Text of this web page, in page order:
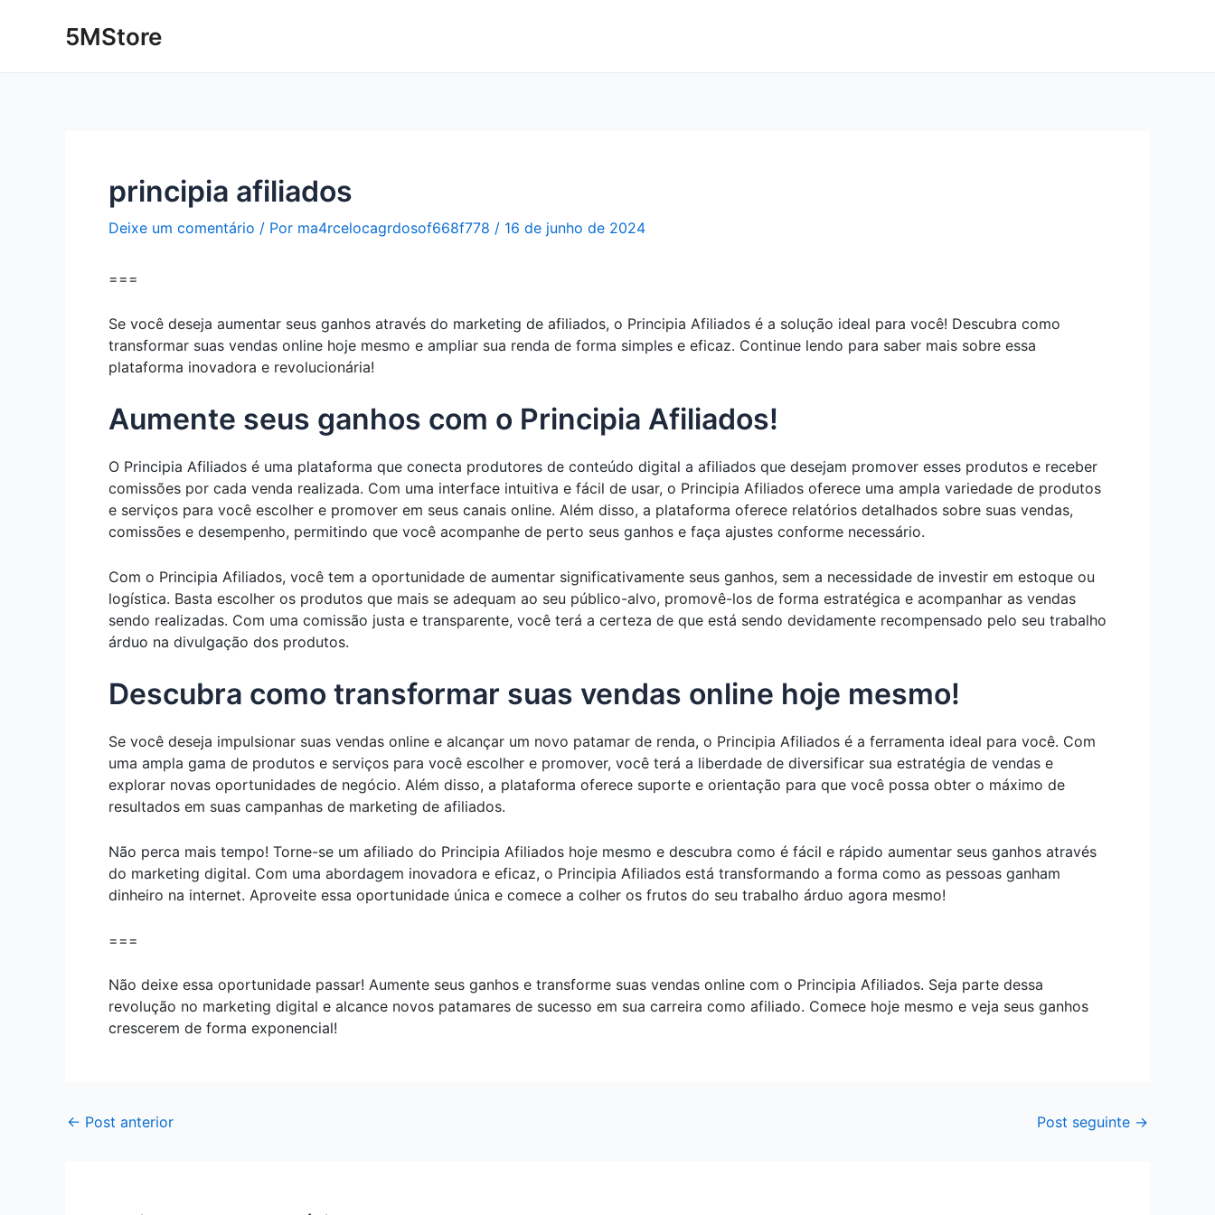
5MStore
principia afiliados
Deixe um comentário / Por ma4rcelocagrdosof668f778 / 16 de junho de 2024
===
Se você deseja aumentar seus ganhos através do marketing de afiliados, o Principia Afiliados é a solução ideal para você! Descubra como
transformar suas vendas online hoje mesmo e ampliar sua renda de forma simples e eficaz. Continue lendo para saber mais sobre essa
plataforma inovadora e revolucionária!
Aumente seus ganhos com o Principia Afiliados!
O Principia Afiliados é uma plataforma que conecta produtores de conteúdo digital a afiliados que desejam promover esses produtos e receber
comissões por cada venda realizada. Com uma interface intuitiva e fácil de usar, o Principia Afiliados oferece uma ampla variedade de produtos
e serviços para você escolher e promover em seus canais online. Além disso, a plataforma oferece relatórios detalhados sobre suas vendas,
comissões e desempenho, permitindo que você acompanhe de perto seus ganhos e faça ajustes conforme necessário.
Com o Principia Afiliados, você tem a oportunidade de aumentar significativamente seus ganhos, sem a necessidade de investir em estoque ou
logística. Basta escolher os produtos que mais se adequam ao seu público-alvo, promovê-los de forma estratégica e acompanhar as vendas
sendo realizadas. Com uma comissão justa e transparente, você terá a certeza de que está sendo devidamente recompensado pelo seu trabalho
árduo na divulgação dos produtos.
Descubra como transformar suas vendas online hoje mesmo!
Se você deseja impulsionar suas vendas online e alcançar um novo patamar de renda, o Principia Afiliados é a ferramenta ideal para você. Com
uma ampla gama de produtos e serviços para você escolher e promover, você terá a liberdade de diversificar sua estratégia de vendas e
explorar novas oportunidades de negócio. Além disso, a plataforma oferece suporte e orientação para que você possa obter o máximo de
resultados em suas campanhas de marketing de afiliados.
Não perca mais tempo! Torne-se um afiliado do Principia Afiliados hoje mesmo e descubra como é fácil e rápido aumentar seus ganhos através
do marketing digital. Com uma abordagem inovadora e eficaz, o Principia Afiliados está transformando a forma como as pessoas ganham
dinheiro na internet. Aproveite essa oportunidade única e comece a colher os frutos do seu trabalho árduo agora mesmo!
===
Não deixe essa oportunidade passar! Aumente seus ganhos e transforme suas vendas online com o Principia Afiliados. Seja parte dessa
revolução no marketing digital e alcance novos patamares de sucesso em sua carreira como afiliado. Comece hoje mesmo e veja seus ganhos
crescerem de forma exponencial!
navigation
← Post anterior Post seguinte →